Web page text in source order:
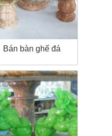
Bán bàn ghế đá